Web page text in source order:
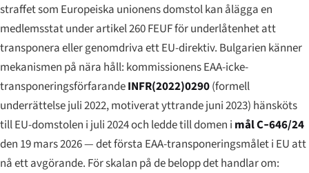
straffet som Europeiska unionens domstol kan ålägga en
medlemsstat under artikel 260 FEUF för underlåtenhet att
transponera eller genomdriva ett EU-direktiv. Bulgarien känner
mekanismen på nära håll: kommissionens EAA-icke-
transponeringsförfarandeINFR(2022)0290(formell
underrättelse juli 2022, motiverat yttrande juni 2023) hänsköts
till EU-domstolen i juli 2024 och ledde till domen i mål C‑646/24
den 19 mars 2026 — det första EAA-transponeringsmålet i EU att
nå ett avgörande. För skalan på de belopp det handlar om: